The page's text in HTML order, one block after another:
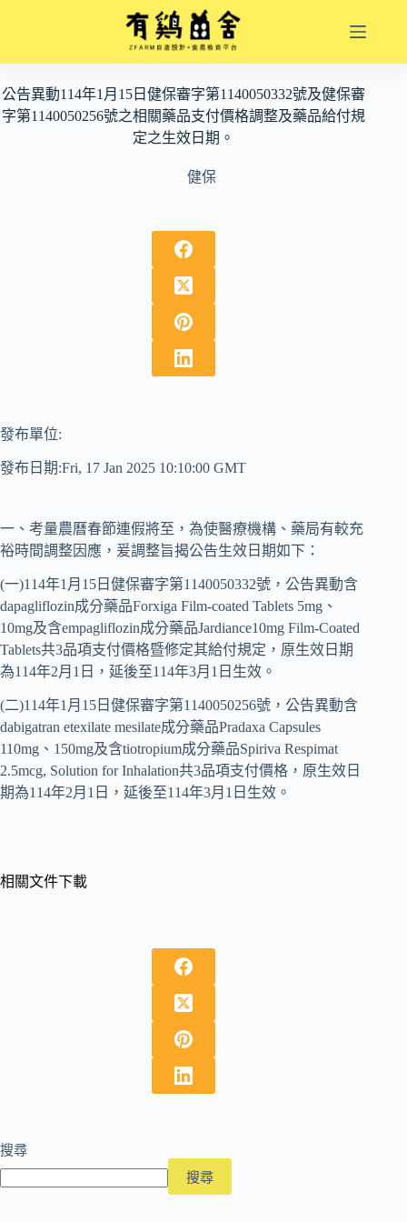
內
容
公告異動114年1月15日健保審字第1140050332號及健保審
字第1140050256號之相關藥品支付價格調整及藥品給付規
定之生效日期。
健保
發布單位:
發布日期:Fri, 17 Jan 2025 10:10:00 GMT
一、考量農曆春節連假將至，為使醫療機構、藥局有較充
裕時間調整因應，爰調整旨揭公告生效日期如下：
(一)114年1月15日健保審字第1140050332號，公告異動含
dapagliflozin成分藥品Forxiga Film-coated Tablets 5mg、
10mg及含empagliflozin成分藥品Jardiance10mg Film-Coated
Tablets共3品項支付價格暨修定其給付規定，原生效日期
為114年2月1日，延後至114年3月1日生效。
(二)114年1月15日健保審字第1140050256號，公告異動含
dabigatran etexilate mesilate成分藥品Pradaxa Capsules
110mg、150mg及含tiotropium成分藥品Spiriva Respimat
2.5mcg, Solution for Inhalation共3品項支付價格，原生效日
期為114年2月1日，延後至114年3月1日生效。
相關文件下載
搜尋
搜尋